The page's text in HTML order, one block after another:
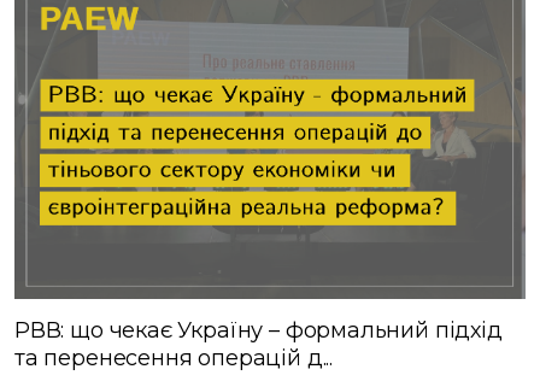
РВВ: що чекає Україну – формальний підхід
та перенесення операцій д...